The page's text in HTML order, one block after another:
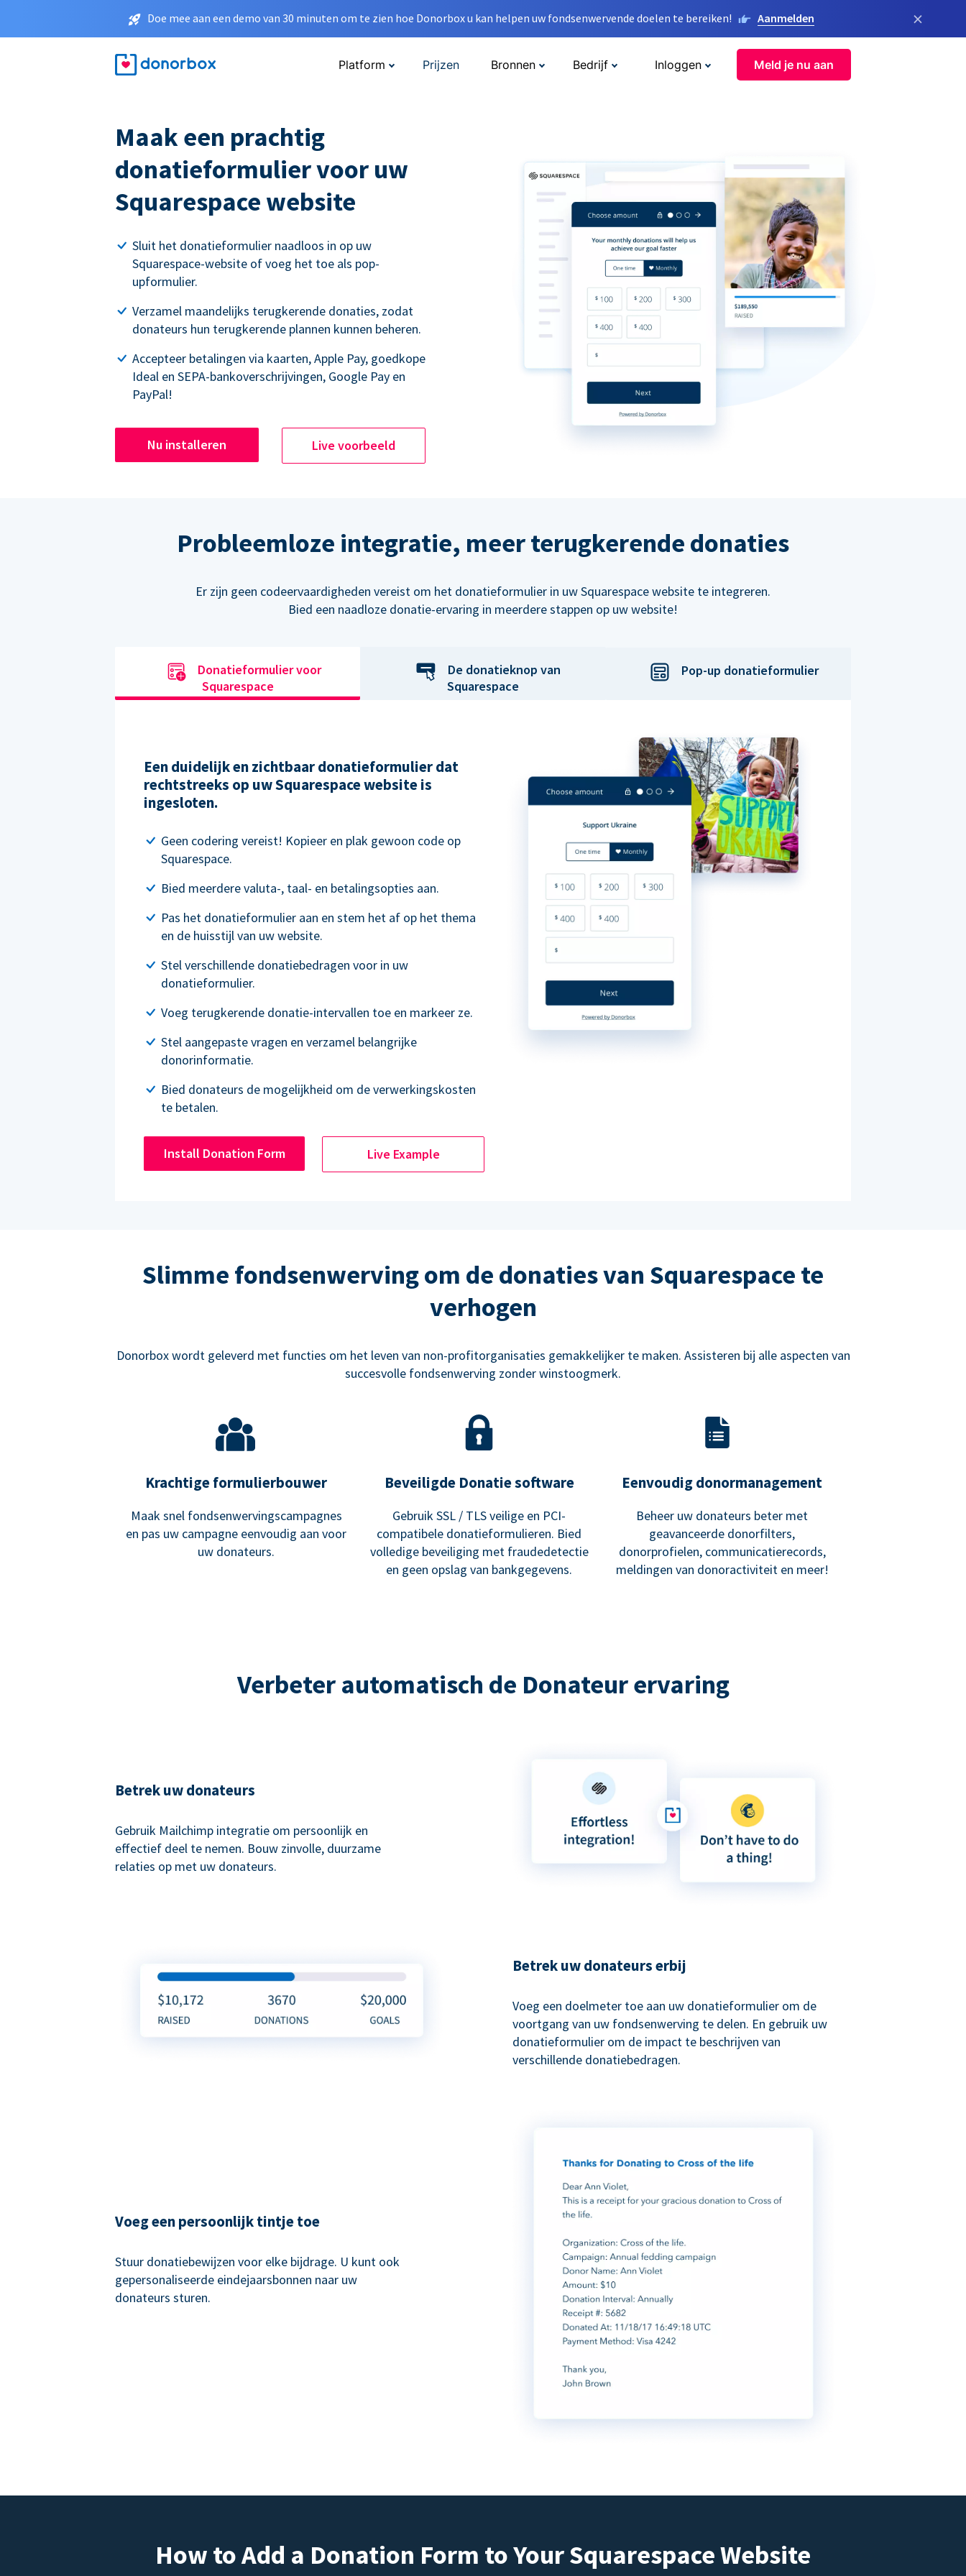
Doe mee aan een demo van 30 minuten om te zien hoe Donorbox u kan helpen uw fondsenwervende doelen te bereiken! Aanmelden ×
Platform Prijzen Bronnen Bedrijf Inloggen Meld je nu aan
Maak een prachtig
donatieformulier voor uw
Squarespace website
Sluit het donatieformulier naadloos in op uw
Squarespace-website of voeg het toe als pop-
upformulier.
Verzamel maandelijks terugkerende donaties, zodat
donateurs hun terugkerende plannen kunnen beheren.
Accepteer betalingen via kaarten, Apple Pay, goedkope
Ideal en SEPA-bankoverschrijvingen, Google Pay en
PayPal!
Nu installeren Live voorbeeld
Probleemloze integratie, meer terugkerende donaties
Er zijn geen codeervaardigheden vereist om het donatieformulier in uw Squarespace website te integreren.
Bied een naadloze donatie-ervaring in meerdere stappen op uw website!
Donatieformulier voor
Squarespace
De donatieknop van
Squarespace
Pop-up donatieformulier
Een duidelijk en zichtbaar donatieformulier dat
rechtstreeks op uw Squarespace website is
ingesloten.
Geen codering vereist! Kopieer en plak gewoon code op
Squarespace.
Bied meerdere valuta-, taal- en betalingsopties aan.
Pas het donatieformulier aan en stem het af op het thema
en de huisstijl van uw website.
Stel verschillende donatiebedragen voor in uw
donatieformulier.
Voeg terugkerende donatie-intervallen toe en markeer ze.
Stel aangepaste vragen en verzamel belangrijke
donorinformatie.
Bied donateurs de mogelijkheid om de verwerkingskosten
te betalen.
Install Donation Form Live Example
Slimme fondsenwerving om de donaties van Squarespace te
verhogen
Donorbox wordt geleverd met functies om het leven van non-profitorganisaties gemakkelijker te maken. Assisteren bij alle aspecten van
succesvolle fondsenwerving zonder winstoogmerk.
Krachtige formulierbouwer
Maak snel fondsenwervingscampagnes
en pas uw campagne eenvoudig aan voor
uw donateurs.
Beveiligde Donatie software
Gebruik SSL / TLS veilige en PCI-
compatibele donatieformulieren. Bied
volledige beveiliging met fraudedetectie
en geen opslag van bankgegevens.
Eenvoudig donormanagement
Beheer uw donateurs beter met
geavanceerde donorfilters,
donorprofielen, communicatierecords,
meldingen van donoractiviteit en meer!
Verbeter automatisch de Donateur ervaring
Betrek uw donateurs
Gebruik Mailchimp integratie om persoonlijk en
effectief deel te nemen. Bouw zinvolle, duurzame
relaties op met uw donateurs.
Betrek uw donateurs erbij
Voeg een doelmeter toe aan uw donatieformulier om de
voortgang van uw fondsenwerving te delen. En gebruik uw
donatieformulier om de impact te beschrijven van
verschillende donatiebedragen.
Voeg een persoonlijk tintje toe
Stuur donatiebewijzen voor elke bijdrage. U kunt ook
gepersonaliseerde eindejaarsbonnen naar uw
donateurs sturen.
How to Add a Donation Form to Your Squarespace Website